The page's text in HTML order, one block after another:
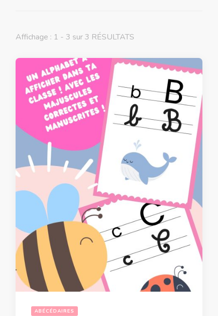
Affichage : 1 - 3 sur 3 RÉSULTATS
ABÉCÉDAIRES